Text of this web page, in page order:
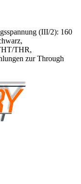
(III/2): 160
THR,
zur Through